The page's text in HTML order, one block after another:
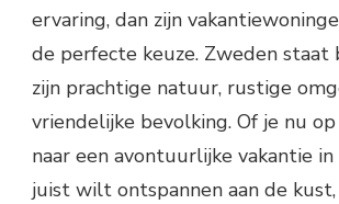
ervaring, dan zijn
de perfecte keuze. Zweden staat
zijn prachtige natuur, rustige
vriendelijke bevolking. Of je nu
naar een avontuurlijke vakantie
juist wilt ontspannen aan de